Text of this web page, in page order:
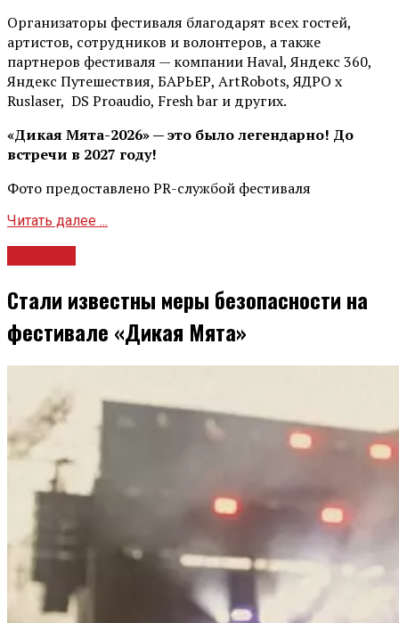
Организаторы фестиваля благодарят всех гостей,
артистов, сотрудников и волонтеров, а также
партнеров фестиваля — компании Haval, Яндекс 360,
Яндекс Путешествия, БАРЬЕР, ArtRobots, ЯДРО х
Ruslaser, DS Proaudio, Fresh bar и других.
«Дикая Мята-2026» — это было легендарно! До
встречи в 2027 году!
Фото предоставлено PR-службой фестиваля
Читать далее ...
Стали известны меры безопасности на
фестивале «Дикая Мята»